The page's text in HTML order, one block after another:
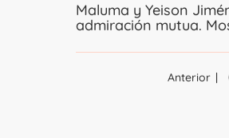
Maluma y Yeison
admiración mutua.
Anterior